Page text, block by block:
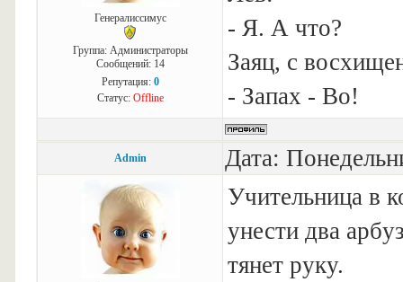
Генералиссимус
Группа: Администраторы
Сообщений: 14
Репутация: 0
Статус: Offline
- Я. А что?
Заяц, с
- Запах - Во!
Admin Дата:
Учительница в
yнести два
тянет pyкy.